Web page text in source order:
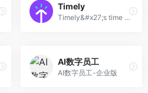
Timely
Timely&#x27;s time tracking software helps teams stay connected and report accurately across client, project and employee hours.
AI数字员工
AI数字员工-企业版